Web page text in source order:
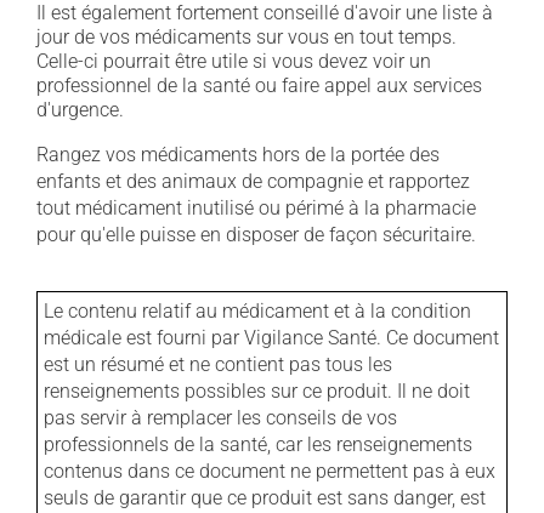
Il est également fortement conseillé d'avoir une liste à
jour de vos médicaments sur vous en tout temps.
Celle-ci pourrait être utile si vous devez voir un
professionnel de la santé ou faire appel aux services
d'urgence.
Rangez vos médicaments hors de la portée des
enfants et des animaux de compagnie et rapportez
tout médicament inutilisé ou périmé à la pharmacie
pour qu'elle puisse en disposer de façon sécuritaire.
Le contenu relatif au médicament et à la condition
médicale est fourni par Vigilance Santé. Ce document
est un résumé et ne contient pas tous les
renseignements possibles sur ce produit. Il ne doit
pas servir à remplacer les conseils de vos
professionnels de la santé, car les renseignements
contenus dans ce document ne permettent pas à eux
seuls de garantir que ce produit est sans danger, est